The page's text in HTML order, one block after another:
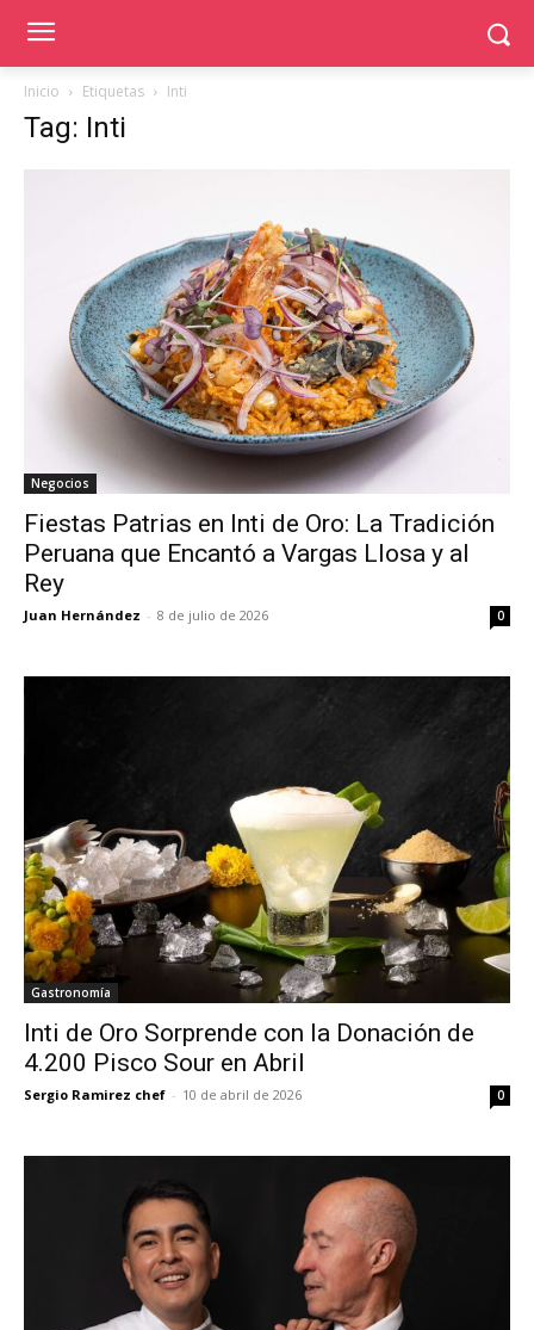
Inicio Etiquetas Inti
Tag: Inti
Negocios
Fiestas Patrias en Inti de Oro: La Tradición
Peruana que Encantó a Vargas Llosa y al
Rey
Juan Hernández - 8 de julio de 2026 0
Gastronomía
Inti de Oro Sorprende con la Donación de
4.200 Pisco Sour en Abril
Sergio Ramirez chef - 10 de abril de 2026 0